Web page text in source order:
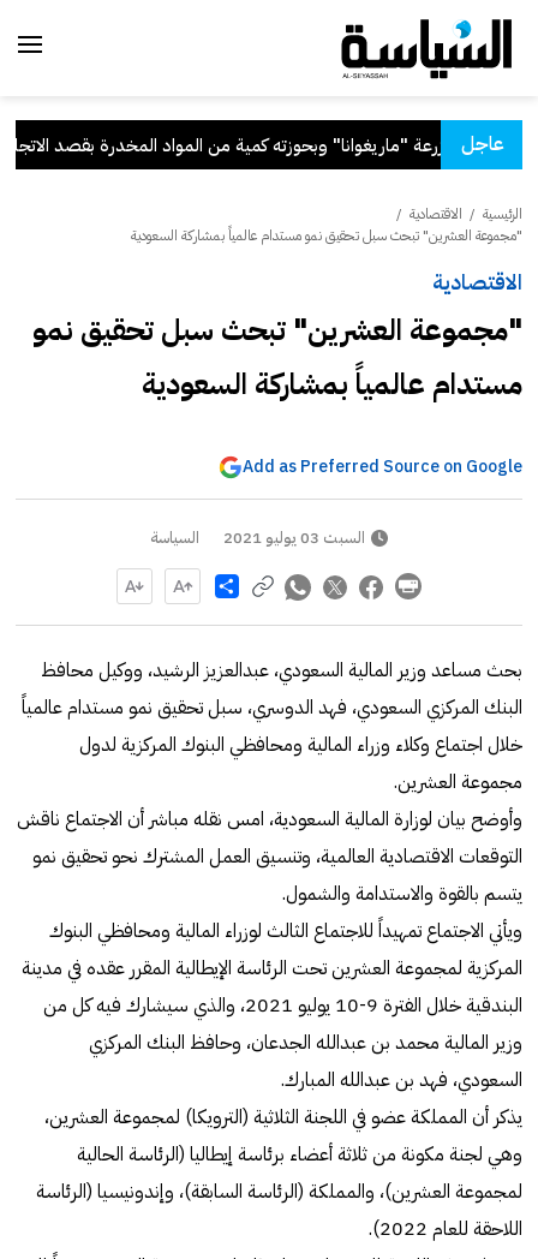
عاجل
يدير مزرعة "ماريغوانا" وبحوزته كمية من المواد المخدرة بقصد الاتجار
الرئيسية / الاقتصادية /
"مجموعة العشرين" تبحث سبل تحقيق نمو مستدام عالمياً بمشاركة السعودية
الاقتصادية
"مجموعة العشرين" تبحث سبل تحقيق نمو
مستدام عالمياً بمشاركة السعودية
Add as Preferred Source on Google
السبت 03 يوليو 2021 السياسة
Share
بحث مساعد وزير المالية السعودي، عبدالعزيز الرشيد، ووكيل محافظ
البنك المركزي السعودي، فهد الدوسري، سبل تحقيق نمو مستدام عالمياً
خلال اجتماع وكلاء وزراء المالية ومحافظي البنوك المركزية لدول
مجموعة العشرين.
وأوضح بيان لوزارة المالية السعودية، امس نقله مباشر أن الاجتماع ناقش
التوقعات الاقتصادية العالمية، وتنسيق العمل المشترك نحو تحقيق نمو
يتسم بالقوة والاستدامة والشمول.
ويأتي الاجتماع تمهيداً للاجتماع الثالث لوزراء المالية ومحافظي البنوك
المركزية لمجموعة العشرين تحت الرئاسة الإيطالية المقرر عقده في مدينة
البندقية خلال الفترة 9-10 يوليو 2021، والذي سيشارك فيه كل من
وزير المالية محمد بن عبدالله الجدعان، وحافظ البنك المركزي
السعودي، فهد بن عبدالله المبارك.
يذكر أن المملكة عضو في اللجنة الثلاثية (الترويكا) لمجموعة العشرين،
وهي لجنة مكونة من ثلاثة أعضاء برئاسة إيطاليا (الرئاسة الحالية
لمجموعة العشرين)، والمملكة (الرئاسة السابقة)، وإندونيسيا (الرئاسة
اللاحقة للعام 2022).